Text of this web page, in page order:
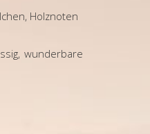
Holznoten
wunderbare